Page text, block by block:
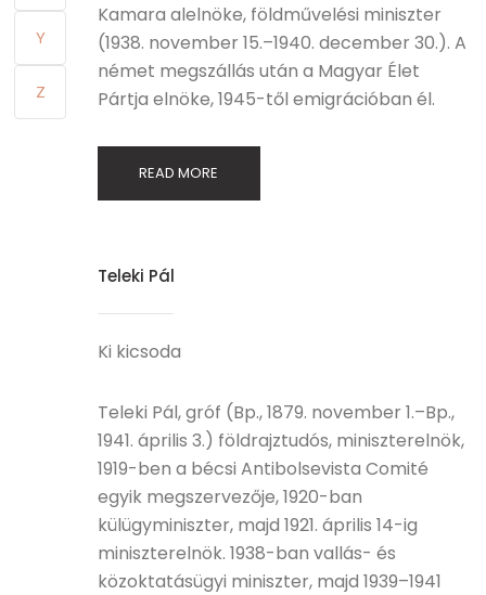
Y
Z
Kamara alelnöke, földművelési miniszter
(1938. november 15.–1940. december 30.). A
német megszállás után a Magyar Élet
Pártja elnöke, 1945-től emigrációban él.
READ MORE
Teleki Pál
Ki kicsoda
Teleki Pál, gróf (Bp., 1879. november 1.–Bp.,
1941. április 3.) földrajztudós, miniszterelnök,
1919-ben a bécsi Antibolsevista Comité
egyik megszervezője, 1920-ban
külügyminiszter, majd 1921. április 14-ig
miniszterelnök. 1938-ban vallás- és
közoktatásügyi miniszter, majd 1939–1941